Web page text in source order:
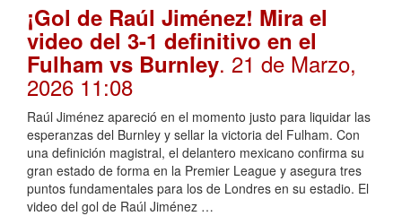
¡Gol de Raúl Jiménez! Mira el
video del 3-1 definitivo en el
Fulham vs Burnley. 21 de Marzo,
2026 11:08
Raúl Jiménez apareció en el momento justo para liquidar las
esperanzas del Burnley y sellar la victoria del Fulham. Con
una definición magistral, el delantero mexicano confirma su
gran estado de forma en la Premier League y asegura tres
puntos fundamentales para los de Londres en su estadio. El
video del gol de Raúl Jiménez …